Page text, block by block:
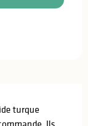
turque
Ils